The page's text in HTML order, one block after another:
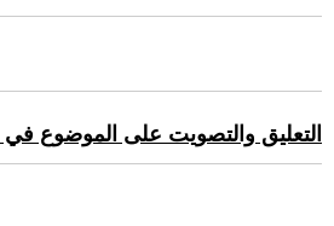
التعليق والتصويت على الموضوع في